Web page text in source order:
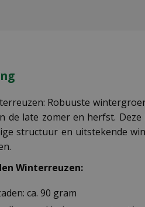
Robuuste
de late zomer en herfst.
structuur en uitstekende
Winterreuzen:
ca. 90 gram